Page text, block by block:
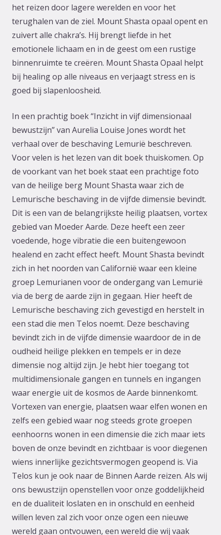
het reizen door lagere werelden en voor het
terughalen van de ziel. Mount Shasta opaal opent en
zuivert alle chakra’s. Hij brengt liefde in het
emotionele lichaam en in de geest om een rustige
binnenruimte te creëren. Mount Shasta Opaal helpt
bij healing op alle niveaus en verjaagt stress en is
goed bij slapenloosheid.
In een prachtig boek “Inzicht in vijf dimensionaal
bewustzijn” van Aurelia Louise Jones wordt het
verhaal over de beschaving Lemurië beschreven.
Voor velen is het lezen van dit boek thuiskomen. Op
de voorkant van het boek staat een prachtige foto
van de heilige berg Mount Shasta waar zich de
Lemurische beschaving in de vijfde dimensie bevindt.
Dit is een van de belangrijkste heilig plaatsen, vortex
gebied van Moeder Aarde. Deze heeft een zeer
voedende, hoge vibratie die een buitengewoon
healend en zacht effect heeft. Mount Shasta bevindt
zich in het noorden van Californië waar een kleine
groep Lemurianen voor de ondergang van Lemurië
via de berg de aarde zijn in gegaan. Hier heeft de
Lemurische beschaving zich gevestigd en herstelt in
een stad die men Telos noemt. Deze beschaving
bevindt zich in de vijfde dimensie waardoor de in de
oudheid heilige plekken en tempels er in deze
dimensie nog altijd zijn. Je hebt hier toegang tot
multidimensionale gangen en tunnels en ingangen
waar energie uit de kosmos de Aarde binnenkomt.
Vortexen van energie, plaatsen waar elfen wonen en
zelfs een gebied waar nog steeds grote groepen
eenhoorns wonen in een dimensie die zich maar iets
boven de onze bevindt en zichtbaar is voor diegenen
wiens innerlijke gezichtsvermogen geopend is. Via
Telos kun je ook naar de Binnen Aarde reizen. Als wij
ons bewustzijn openstellen voor onze goddelijkheid
en de dualiteit loslaten en in onschuld en eenheid
willen leven zal zich voor onze ogen een nieuwe
wereld gaan ontvouwen, een wereld die wij vaak